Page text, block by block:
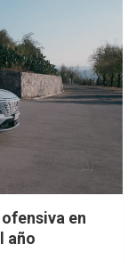
en
año